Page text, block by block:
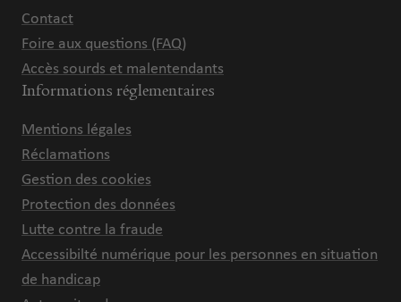
Contact
Foire aux questions (FAQ)
Accès sourds et malentendants
Informations réglementaires
Mentions légales
Réclamations
Gestion des cookies
Protection des données
Lutte contre la fraude
Accessibilté numérique pour les personnes en situation
de handicap